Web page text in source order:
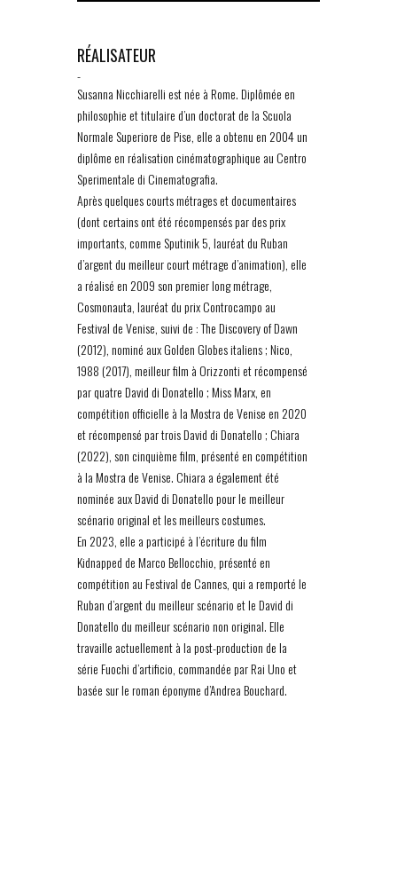
RÉALISATEUR
-
Susanna Nicchiarelli est née à Rome. Diplômée en
philosophie et titulaire d’un doctorat de la Scuola
Normale Superiore de Pise, elle a obtenu en 2004 un
diplôme en réalisation cinématographique au Centro
Sperimentale di Cinematografia.
Après quelques courts métrages et documentaires
(dont certains ont été récompensés par des prix
importants, comme Sputinik 5, lauréat du Ruban
d’argent du meilleur court métrage d’animation), elle
a réalisé en 2009 son premier long métrage,
Cosmonauta, lauréat du prix Controcampo au
Festival de Venise, suivi de : The Discovery of Dawn
(2012), nominé aux Golden Globes italiens ; Nico,
1988 (2017), meilleur film à Orizzonti et récompensé
par quatre David di Donatello ; Miss Marx, en
compétition officielle à la Mostra de Venise en 2020
et récompensé par trois David di Donatello ; Chiara
(2022), son cinquième film, présenté en compétition
à la Mostra de Venise. Chiara a également été
nominée aux David di Donatello pour le meilleur
scénario original et les meilleurs costumes.
En 2023, elle a participé à l’écriture du film
Kidnapped de Marco Bellocchio, présenté en
compétition au Festival de Cannes, qui a remporté le
Ruban d’argent du meilleur scénario et le David di
Donatello du meilleur scénario non original. Elle
travaille actuellement à la post-production de la
série Fuochi d’artificio, commandée par Rai Uno et
basée sur le roman éponyme d’Andrea Bouchard.